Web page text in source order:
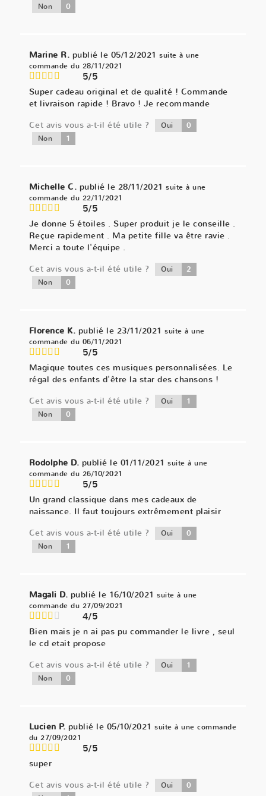
Non 0
Marine R. publié le 05/12/2021 suite à une
commande du 28/11/2021
5/5
Super cadeau original et de qualité ! Commande
et livraison rapide ! Bravo ! Je recommande
Cet avis vous a-t-il été utile ?
Oui 0
Non 1
Michelle C. publié le 28/11/2021 suite à une
commande du 22/11/2021
5/5
Je donne 5 étoiles . Super produit je le conseille .
Reçue rapidement . Ma petite fille va être ravie .
Merci a toute l'équipe .
Cet avis vous a-t-il été utile ?
Oui 2
Non 0
Florence K. publié le 23/11/2021 suite à une
commande du 06/11/2021
5/5
Magique toutes ces musiques personnalisées. Le
régal des enfants d'être la star des chansons !
Cet avis vous a-t-il été utile ?
Oui 1
Non 0
Rodolphe D. publié le 01/11/2021 suite à une
commande du 26/10/2021
5/5
Un grand classique dans mes cadeaux de
naissance. Il faut toujours extrêmement plaisir
Cet avis vous a-t-il été utile ?
Oui 0
Non 1
Magali D. publié le 16/10/2021 suite à une
commande du 27/09/2021
4/5
Bien mais je n ai pas pu commander le livre , seul
le cd etait propose
Cet avis vous a-t-il été utile ?
Oui 1
Non 0
Lucien P. publié le 05/10/2021 suite à une commande
du 27/09/2021
5/5
super
Cet avis vous a-t-il été utile ?
Oui 0